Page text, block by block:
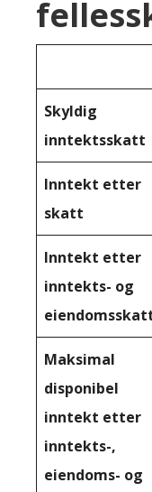
Skyldig
inntektsskatt
Inntekt etter
skatt
Inntekt etter
inntekts- og
Maksimal
disponibel
inntekt etter
inntekts-,
eiendoms- og